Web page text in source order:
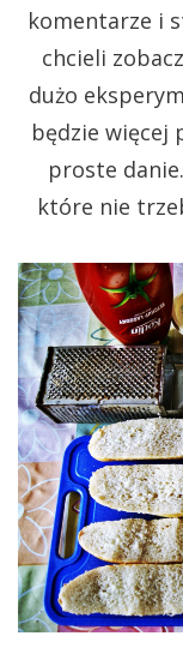
komentarze i
chcieli
dużo
będzie więcej
proste
które nie